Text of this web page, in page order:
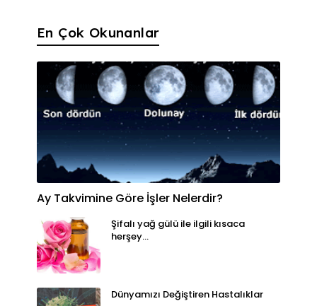
En Çok Okunanlar
Ay Takvimine Göre İşler Nelerdir?
Şifalı yağ gülü ile ilgili kısaca
herşey...
Dünyamızı Değiştiren Hastalıklar